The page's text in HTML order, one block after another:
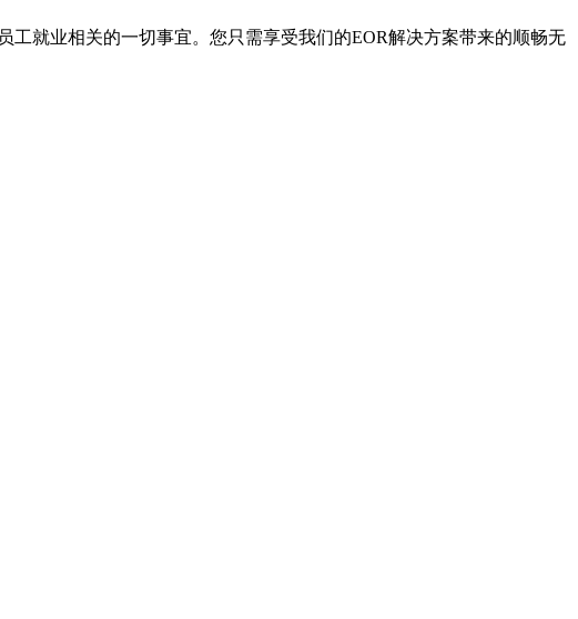
就业相关的一切事宜。您只需享受我们的EOR解决方案带来的顺畅无